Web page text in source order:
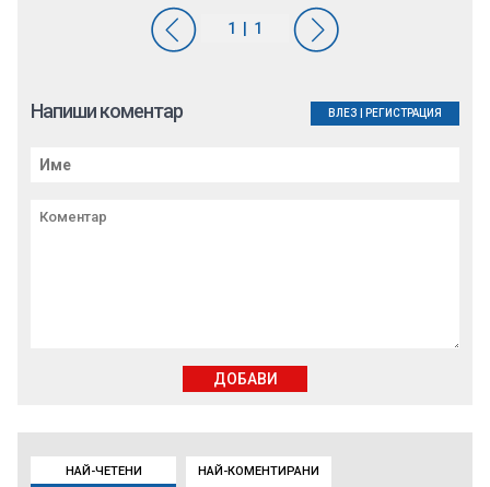
НАЙ-ЧЕТЕНИ НАЙ-КОМЕНТИРАНИ
Напиши коментар ВЛЕЗ РЕГИСТРАЦИЯ
ДОБАВИ